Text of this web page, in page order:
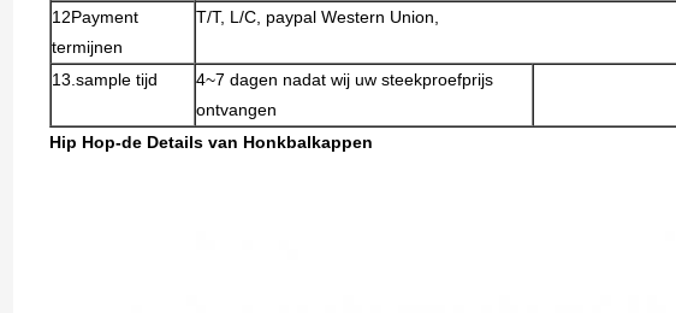
12Payment
termijnen
T/T, L/C, paypal Western Union,
13.sample tijd
4~7 dagen nadat wij uw steekproefprijs
ontvangen
Hip Hop-de Details van Honkbalkappen